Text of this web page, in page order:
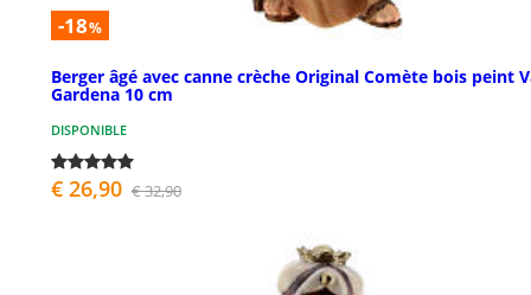
-18%
Berger âgé avec canne crèche Original Comète bois peint
Gardena 10 cm
DISPONIBLE
€ 26,90 € 32,90